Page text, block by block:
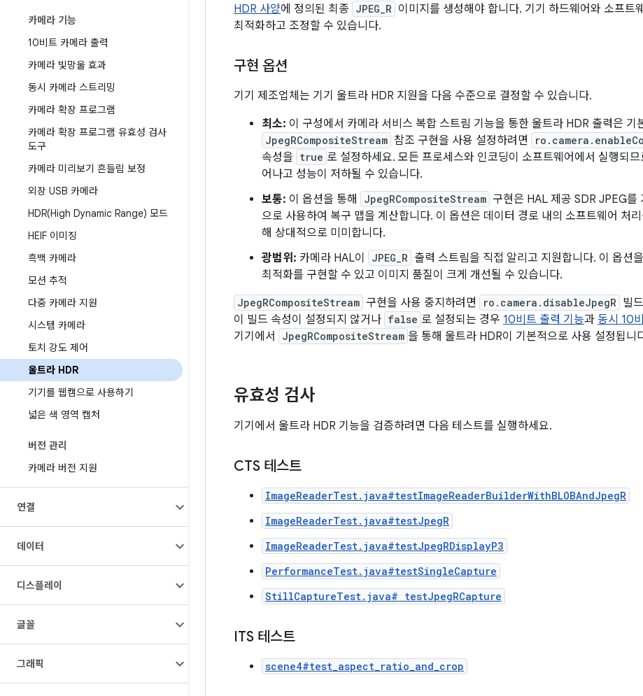
카메라 기능
10비트 카메라 출력
카메라 빛망울 효과
동시 카메라 스트리밍
카메라 확장 프로그램
카메라 확장 프로그램 유효성 검사
도구
카메라 미리보기 흔들림 보정
외장 USB 카메라
HDR(High Dynamic Range) 모드
HEIF 이미징
흑백 카메라
모션 추적
다중 카메라 지원
시스템 카메라
토치 강도 제어
울트라 HDR
기기를 웹캠으로 사용하기
넓은 색 영역 캡처
버전 관리
카메라 버전 지원
연결
데이터
디스플레이
글꼴
그래픽
HDR 사양에 정의된 최종 JPEG_R 이미지를 생성해야 합니다. 기기 하드웨어와 소프트
최적화하고 조정할 수 있습니다.
구현 옵션
기기 제조업체는 기기 울트라 HDR 지원을 다음 수준으로 결정할 수 있습니다.
최소: 이 구성에서 카메라 서비스 복합 스트림 기능을 통한 울트라 HDR 출력은 기
JpegRCompositeStream 참조 구현을 사용 설정하려면
속성을 true 로 설정하세요. 모든 프로세스와 인코딩이 소프트웨어에서 실행되
어나고 성능이 저하될 수 있습니다.
보통: 이 옵션을 통해 JpegRCompositeStream 구현은 HAL 제공 SDR JPEG
으로 사용하여 복구 맵을 계산합니다. 이 옵션은 데이터 경로 내의 소프트웨어 처
해 상대적으로 미미합니다.
광범위: 카메라 HAL이 JPEG_R 출력 스트림을 직접 알리고 지원합니다. 이 옵션
최적화를 구현할 수 있고 이미지 품질이 크게 개선될 수 있습니다.
JpegRCompositeStream 구현을 사용 중지하려면 ro.camera.disableJpegR 빌
이 빌드 속성이 설정되지 않거나 false 로 설정되는 경우 10비트 출력 기능과 동시 10
기기에서
JpegRCompositeStream 을 통해 울트라 HDR이 기본적으로 사용 설정됩니
유효성 검사
기기에서 울트라 HDR 기능을 검증하려면 다음 테스트를 실행하세요.
CTS 테스트
ImageReaderTest.java#testImageReaderBuilderWithBLOBAndJpegR
ImageReaderTest.java#testJpegR
ImageReaderTest.java#testJpegRDisplayP3
PerformanceTest.java#testSingleCapture
StillCaptureTest.java# testJpegRCapture
ITS 테스트
scene4#test_aspect_ratio_and_crop